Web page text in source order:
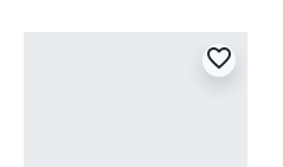
favorite_border